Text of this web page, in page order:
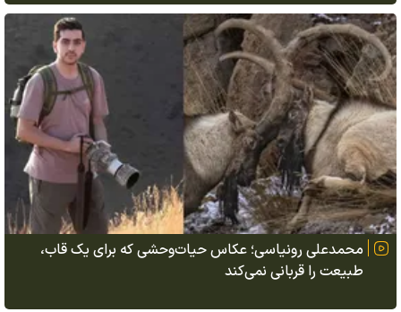
محمدعلی رونیاسی؛ عکاس حیات‌وحشی که برای یک قاب،
طبیعت را قربانی نمی‌کند